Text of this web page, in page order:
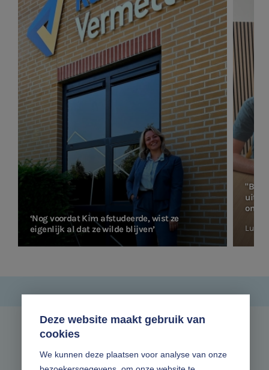
Deze website maakt gebruik van
cookies
We kunnen deze plaatsen voor analyse van onze
‘Nog voordat Kim afstudeerde, wist ze
eigenlijk al dat ze wilde blijven’
"Bij